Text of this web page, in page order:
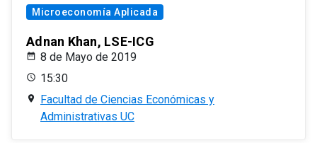
Microeconomía Aplicada
Adnan Khan, LSE-ICG
8 de Mayo de 2019
15:30
Facultad de Ciencias Económicas y
Administrativas UC